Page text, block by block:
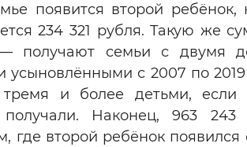
появится второй ребёнок,
234 321 рубля. Такую же
получают семьи с двумя
с 2007 по 2019
и более детьми, если
Наконец, 963 243
где второй ребёнок появился